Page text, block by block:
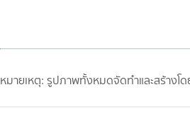
หมายเหตุ: รูปภาพทั้งหมดจัดทำและสร้างโ